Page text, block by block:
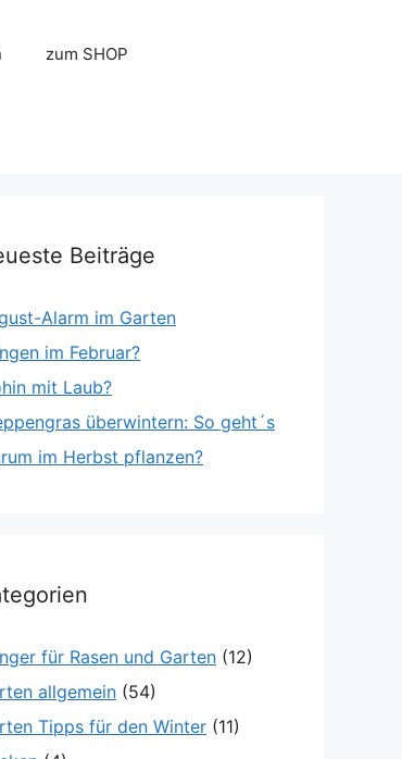
zum SHOP
Beiträge
Alarm im Garten
im Februar?
mit Laub?
überwintern: So geht´s
im Herbst pflanzen?
für Rasen und Garten (12)
allgemein (54)
Tipps für den Winter (11)